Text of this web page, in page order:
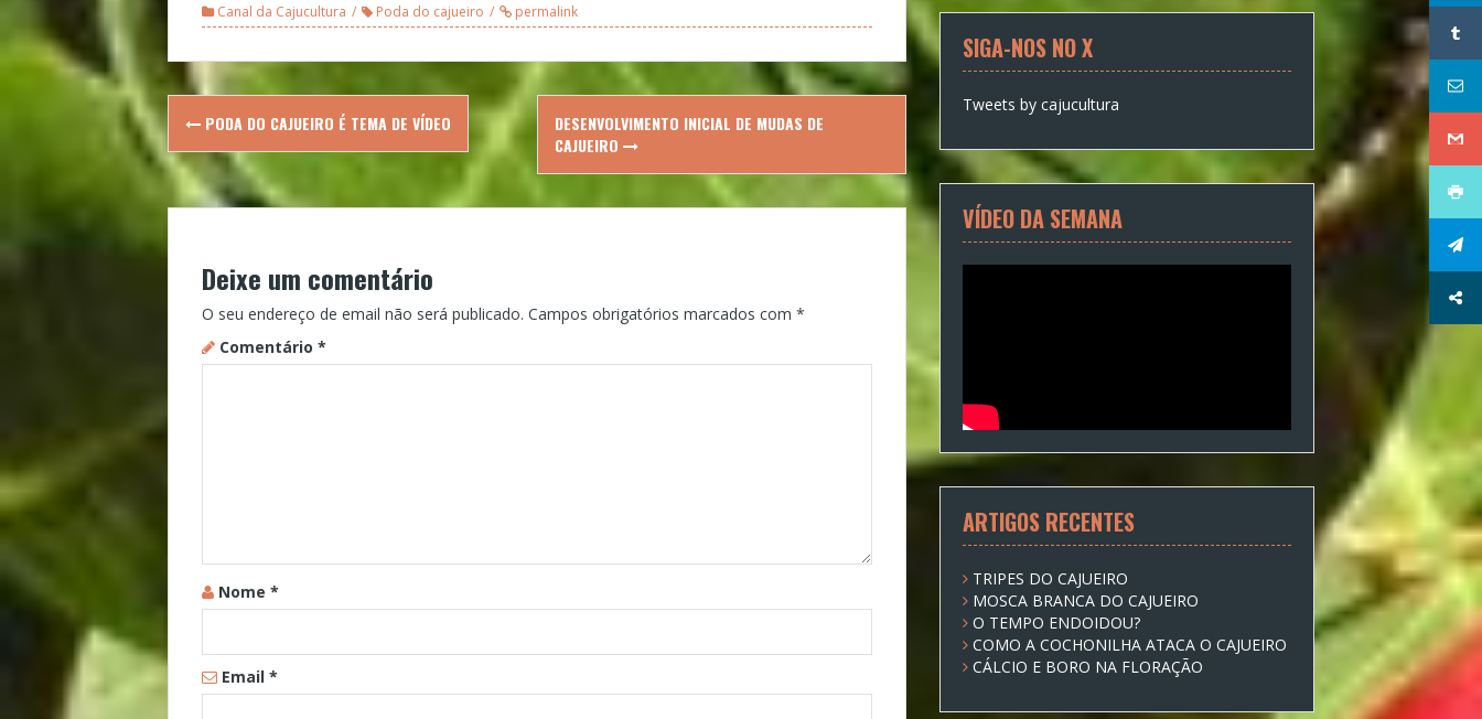
Canal da Cajucultura Poda do cajueiro permalink
Post
navigation
PODA DO CAJUEIRO É TEMA DE VÍDEO
DESENVOLVIMENTO INICIAL DE MUDAS DE
CAJUEIRO
Deixe um comentário
O seu endereço de email não será publicado. Campos obrigatórios marcados com *
Comentário *
Nome *
Email *
SIGA-NOS NO X
Tweets by cajucultura
VÍDEO DA SEMANA
ARTIGOS RECENTES
TRIPES DO CAJUEIRO
MOSCA BRANCA DO CAJUEIRO
O TEMPO ENDOIDOU?
COMO A COCHONILHA ATACA O CAJUEIRO
CÁLCIO E BORO NA FLORAÇÃO